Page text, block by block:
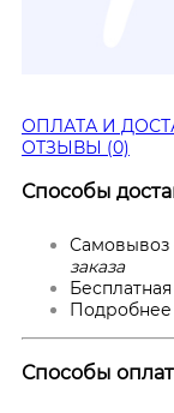
ОПЛАТА И
ОТЗЫВЫ (0)
Способы
Самовывоз
заказа
Подробнее
Способы